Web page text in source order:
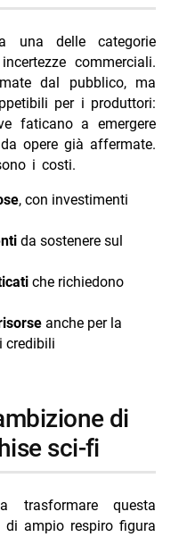
Ischia, poi si rialza
anelli e matrimonio
social per Argentero
la sua risposta
una delle categorie
commerciali.
dal pubblico, ma
per i produttori:
faticano a emergere
opere già affermate.
i costi.
, con investimenti
da sostenere sul
che richiedono
anche per la
credibili
sci-fi
questa
ampio respiro figura